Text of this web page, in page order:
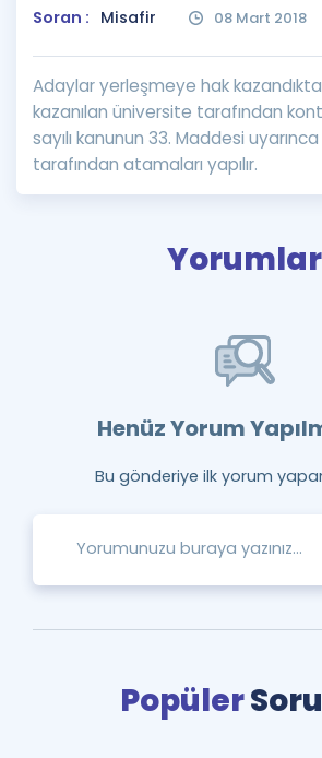
Rehberlik Aracı
ÖSYM Sınav Takvimi
Kampanyalar
Blog
İngilizce Gramer
Soran : Misafir 08 Mart 2018
Adaylar yerleşmeye hak
kazanılan üniversite tarafından
sayılı kanunun 33. Maddesi
tarafından atamaları yapılır.
Yorumlar
Henüz Yorum
Bu gönderiye ilk yorum
Popüler